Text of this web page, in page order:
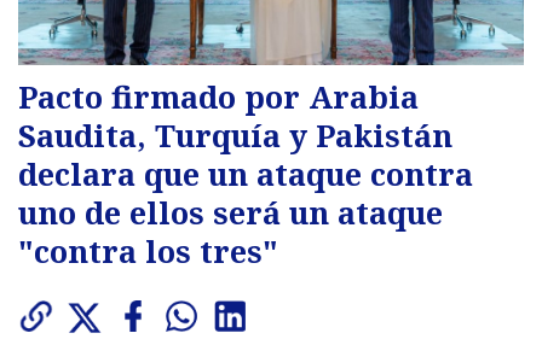
Pacto firmado por Arabia
Saudita, Turquía y Pakistán
declara que un ataque contra
uno de ellos será un ataque
"contra los tres"